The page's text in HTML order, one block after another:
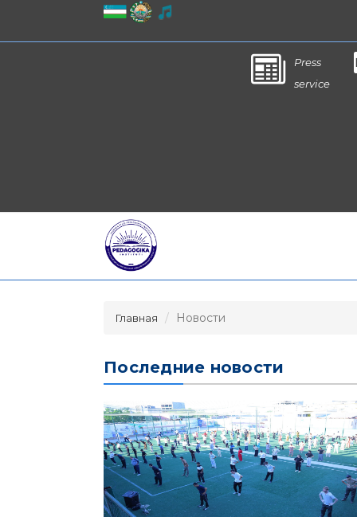
Press
service
Главная Новости
Последние новости